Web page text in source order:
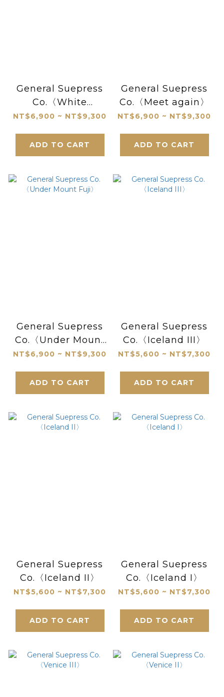
General Suepress
Co.〈White
Tower〉
NT$6,900 ~ NT$9,300
ADD TO CART
General Suepress
Co.〈Meet again〉
NT$6,900 ~ NT$9,300
ADD TO CART
General Suepress
Co.〈Under Mount
Fuji〉
NT$6,900 ~ NT$9,300
ADD TO CART
General Suepress
Co.〈Iceland III〉
NT$5,600 ~ NT$7,300
ADD TO CART
General Suepress
Co.〈Iceland II〉
NT$5,600 ~ NT$7,300
ADD TO CART
General Suepress
Co.〈Iceland I〉
NT$5,600 ~ NT$7,300
ADD TO CART